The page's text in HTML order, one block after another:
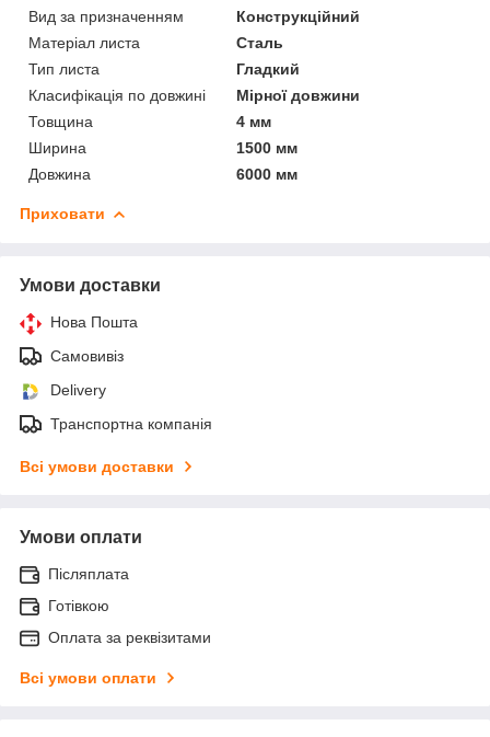
Вид за призначенням
Конструкційний
Матеріал листа
Сталь
Тип листа
Гладкий
Класифікація по довжині
Мірної довжини
Товщина
4 мм
Ширина
1500 мм
Довжина
6000 мм
Приховати
Умови доставки
Нова Пошта
Самовивіз
Delivery
Транспортна компанія
Всі умови доставки
Умови оплати
Післяплата
Готівкою
Оплата за реквізитами
Всі умови оплати